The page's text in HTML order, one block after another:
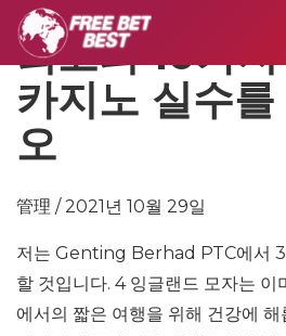
최고의 10가
카지노 실수
오
管理 / 2021년 10월 29일
저는 Genting Berhad PTC에서 3
할 것입니다. 4 잉글랜드 모자는
에서의 짧은 여행을 위해 건강에